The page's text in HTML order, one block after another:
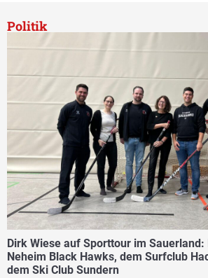
Politik
Dirk Wiese auf Sporttour im Sauerland:
Neheim Black Hawks, dem Surfclub
dem Ski Club Sundern